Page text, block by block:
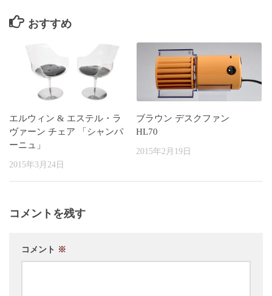
おすすめ
エルウィン & エステル・ラ
ヴァーン チェア 「シャンパ
ーニュ」
2015年3月24日
ブラウン デスクファン
HL70
2015年2月19日
コメントを残す
コメント ※